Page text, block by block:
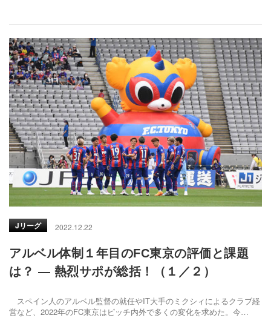
Jリーグ 2022.12.22
アルベル体制１年目のFC東京の評価と課題
は？ ― 熱烈サポが総括！（１／２）
スペイン人のアルベル監督の就任やIT大手のミクシィによるクラブ経
営など、2022年のFC東京はピッチ内外で多くの変化を求めた。今…